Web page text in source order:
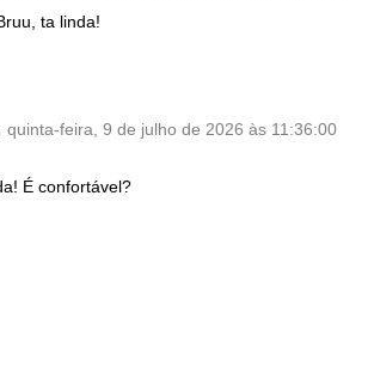
ta linda!
quinta-feira, 9 de julho de 2026 às 11:36:00
É confortável?